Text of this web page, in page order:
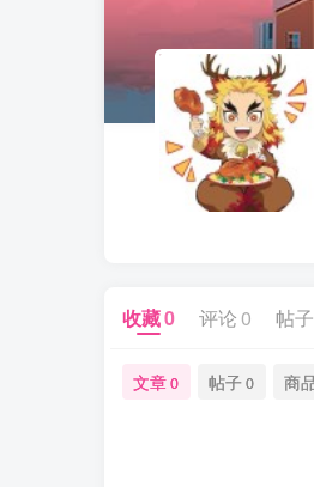
收藏0 评论 0 帖子
文章0 帖子0 商